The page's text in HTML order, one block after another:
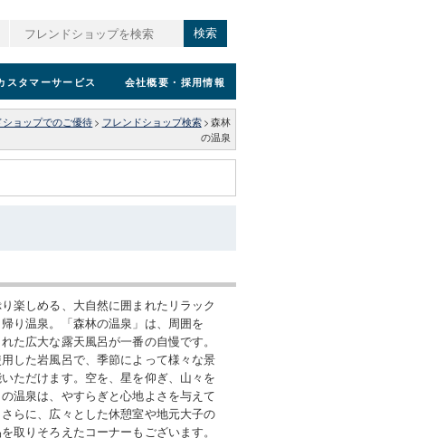
検索
スタマーサービス 会社概要 ・採用情報
ョップでのご優待> フレンドショップ検索 > 森林
の温泉
楽しめる、大自然に囲まれたリラック
り温泉。「森林の温泉」は、周囲を
た広大な露天風呂が一番の自慢です。
した岩風呂で、季節によって様々な景
ただけます。空を、星を仰ぎ、山々を
温泉は、やすらぎと心地よさを与えて
らに、広々とした休憩室や地元大子の
取りそろえたコーナーもございます。